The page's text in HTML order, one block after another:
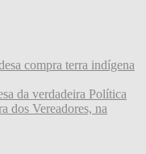
compra terra indígena
da verdadeira Política
dos Vereadores, na